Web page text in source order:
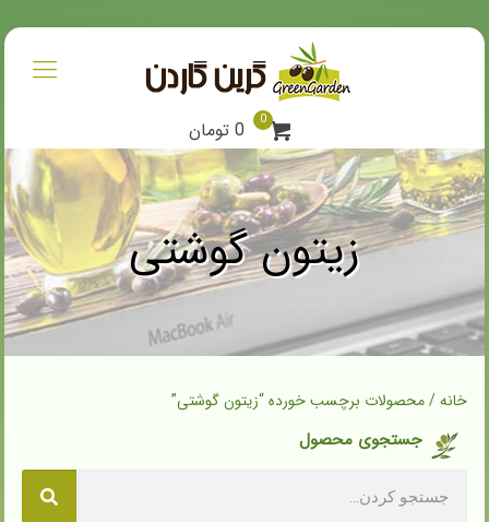
0 0 تومان
زیتون گوشتی
خانه/ محصولات برچسب خورده “زیتون گوشتی”
جستجوی محصول